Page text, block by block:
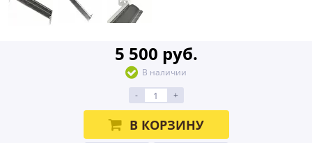
5 500 руб.
В наличии
-
+
В КОРЗИНУ